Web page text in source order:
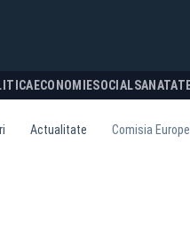
ECONOMIESOCIAL
Actualitate Comisia